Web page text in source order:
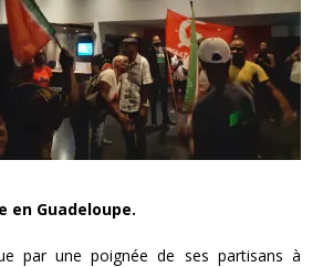
en Guadeloupe.
par une poignée de ses partisans à